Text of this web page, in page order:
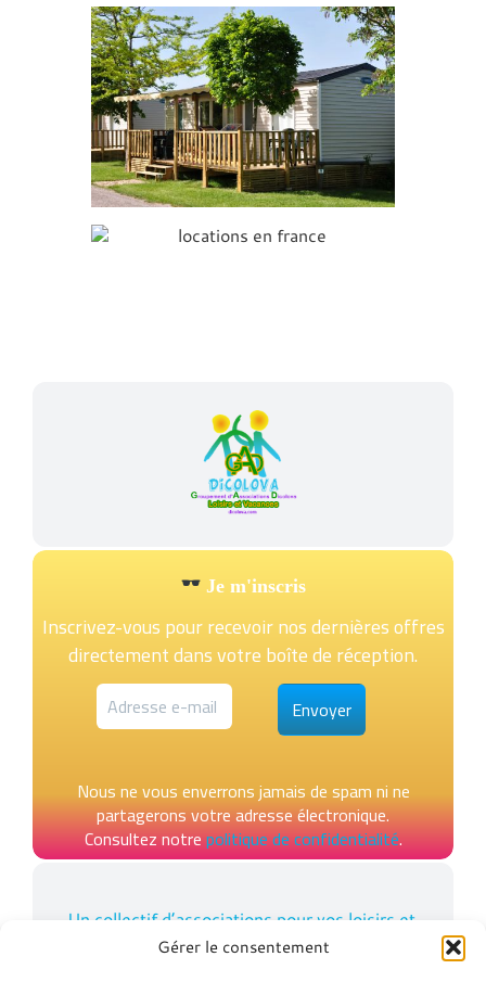
Gérer le consentement
Je m'inscris
Inscrivez-vous pour recevoir nos dernières offres
directement dans votre boîte de réception.
Nous ne vous enverrons jamais de spam ni ne
partagerons votre adresse électronique.
Consultez notrepolitique de confidentialité.
Un collectif d’associations pour vos loisirs et
vos vacances